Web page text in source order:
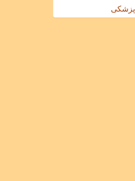
پزشکی